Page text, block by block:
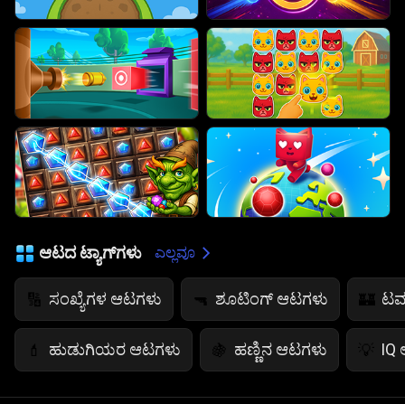
ಆಟದ ಟ್ಯಾಗ್‌ಗಳು ಎಲ್ಲವೂ
🔢 ಸಂಖ್ಯೆಗಳ ಆಟಗಳು 🔫 ಶೂಟಿಂಗ್ ಆಟಗಳು 🏰
💄 ಹುಡುಗಿಯರ ಆಟಗಳು 🍇 ಹಣ್ಣಿನ ಆಟಗಳು 💡 IQ